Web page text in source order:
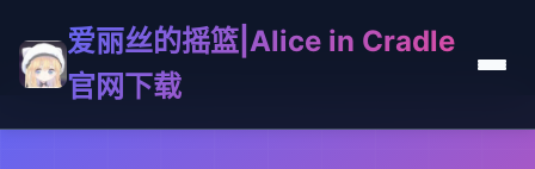
爱丽丝的摇篮|Alice in Cradle
官网下载